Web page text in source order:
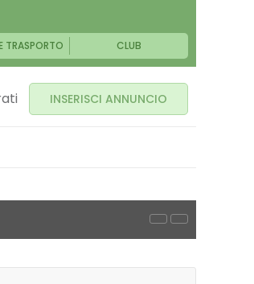
TRASPORTO CLUB
INSERISCI ANNUNCIO